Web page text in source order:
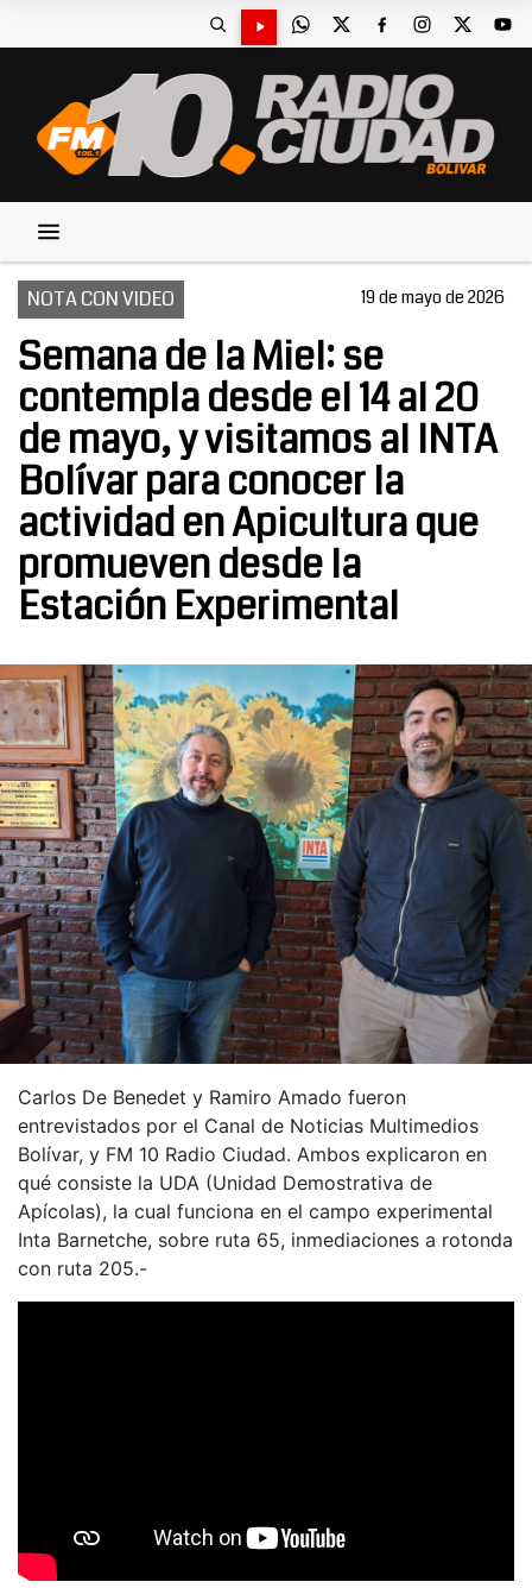
NOTA CON VIDEO 19 de mayo de 2026
Semana de la Miel: se
contempla desde el 14 al 20
de mayo, y visitamos al INTA
Bolívar para conocer la
actividad en Apicultura que
promueven desde la
Estación Experimental
Carlos De Benedet y Ramiro Amado fueron
entrevistados por el Canal de Noticias Multimedios
Bolívar, y FM 10 Radio Ciudad. Ambos explicaron en
qué consiste la UDA (Unidad Demostrativa de
Apícolas), la cual funciona en el campo experimental
Inta Barnetche, sobre ruta 65, inmediaciones a rotonda
con ruta 205.-